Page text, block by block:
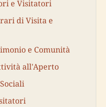
e Visitatori
di Visita e
e Comunità
all'Aperto